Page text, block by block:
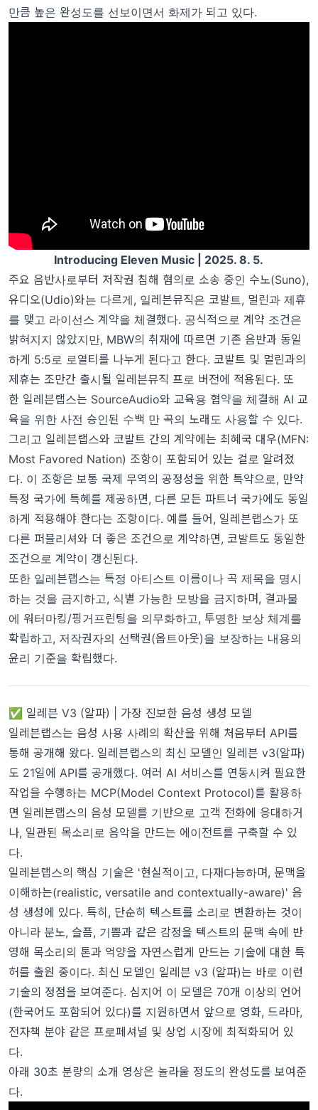
만큼 높은 완성도를 선보이면서 화제가 되고 있다.
Introducing Eleven Music | 2025. 8. 5.
주요 음반사로부터 저작권 침해 혐의로 소송 중인 수노(Suno),
유디오(Udio)와는 다르게, 일레븐뮤직은 코발트, 멀린과 제휴
를 맺고 라이선스 계약을 체결했다. 공식적으로 계약 조건은
밝혀지지 않았지만, MBW의 취재에 따르면 기존 음반과 동일
하게 5:5로 로열티를 나누게 된다고 한다. 코발트 및 멀린과의
제휴는 조만간 출시될 일레븐뮤직 프로 버전에 적용된다. 또
한 일레븐랩스는 SourceAudio와 교육용 협약을 체결해 AI 교
육을 위한 사전 승인된 수백 만 곡의 노래도 사용할 수 있다.
그리고 일레븐랩스와 코발트 간의 계약에는 최혜국 대우(MFN:
Most Favored Nation) 조항이 포함되어 있는 걸로 알려졌
다. 이 조항은 보통 국제 무역의 공정성을 위한 특약으로, 만약
특정 국가에 특혜를 제공하면, 다른 모든 파트너 국가에도 동일
하게 적용해야 한다는 조항이다. 예를 들어, 일레븐랩스가 또
다른 퍼블리셔와 더 좋은 조건으로 계약하면, 코발트도 동일한
조건으로 계약이 갱신된다.
또한 일레븐랩스는 특정 아티스트 이름이나 곡 제목을 명시
하는 것을 금지하고, 식별 가능한 모방을 금지하며, 결과물
에 워터마킹/핑거프린팅을 의무화하고, 투명한 보상 체계를
확립하고, 저작권자의 선택권(옵트아웃)을 보장하는 내용의
윤리 기준을 확립했다.
✅ 일레븐 V3 (알파) | 가장 진보한 음성 생성 모델
일레븐랩스는 음성 사용 사례의 확산을 위해 처음부터 API를
통해 공개해 왔다. 일레븐랩스의 최신 모델인 일레븐 v3(알파)
도 21일에 API를 공개했다. 여러 AI 서비스를 연동시켜 필요한
작업을 수행하는 MCP(Model Context Protocol)를 활용하
면 일레븐랩스의 음성 모델를 기반으로 고객 전화에 응대하거
나, 일관된 목소리로 음악을 만드는 에이전트를 구축할 수 있
다.
일레븐랩스의 핵심 기술은 '현실적이고, 다재다능하며, 문맥을
이해하는(realistic, versatile and contextually-aware)' 음
성 생성에 있다. 특히, 단순히 텍스트를 소리로 변환하는 것이
아니라 분노, 슬픔, 기쁨과 같은 감정을 텍스트의 문맥 속에 반
영해 목소리의 톤과 억양을 자연스럽게 만드는 기술에 대한 특
허를 출원 중이다. 최신 모델인 일레븐 v3 (알파)는 바로 이런
기술의 정점을 보여준다. 심지어 이 모델은 70개 이상의 언어
(한국어도 포함되어 있다)를 지원하면서 앞으로 영화, 드라마,
전자책 분야 같은 프로페셔널 및 상업 시장에 최적화되어 있
다.
아래 30초 분량의 소개 영상은 놀라울 정도의 완성도를 보여준
다.